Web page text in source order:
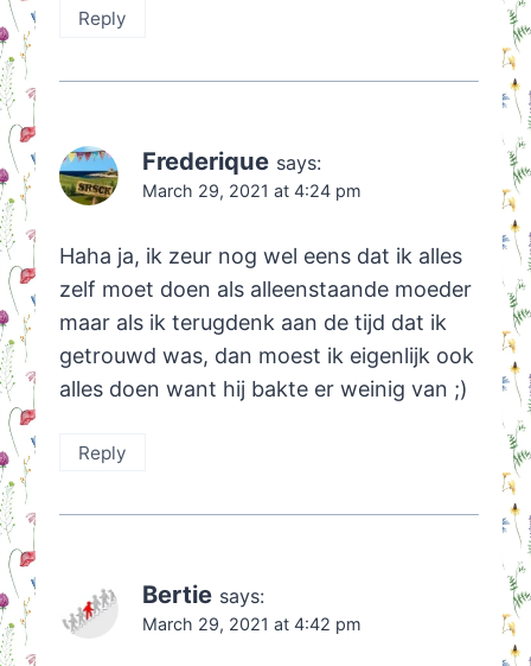
Reply
Frederique says:
March 29, 2021 at 4:24 pm
Haha ja, ik zeur nog wel eens dat ik alles
zelf moet doen als alleenstaande moeder
maar als ik terugdenk aan de tijd dat ik
getrouwd was, dan moest ik eigenlijk ook
alles doen want hij bakte er weinig van ;)
Reply
Bertie says:
March 29, 2021 at 4:42 pm